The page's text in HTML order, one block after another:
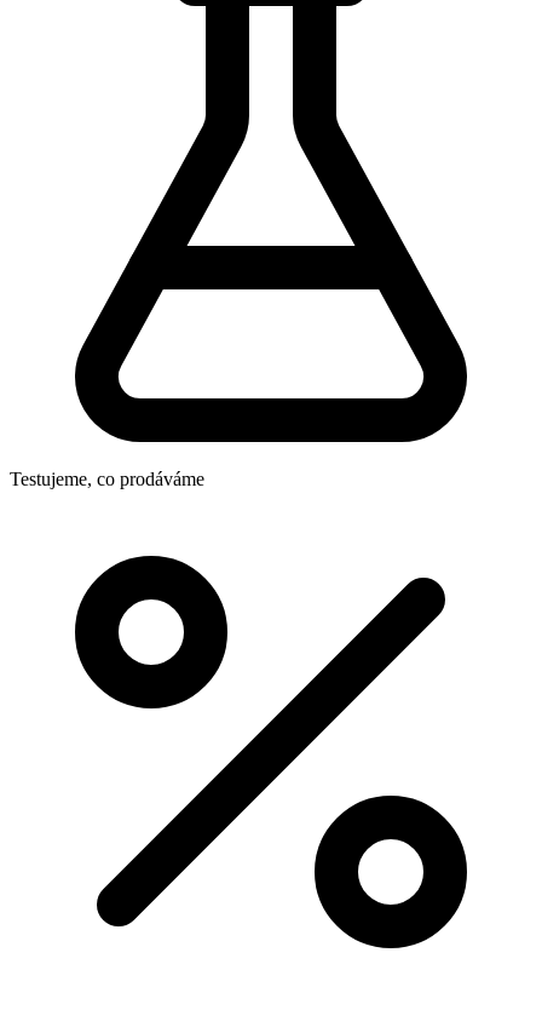
Testujeme, co prodáváme